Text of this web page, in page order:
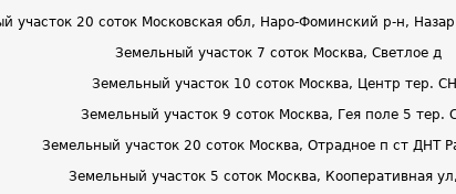
участок 20 соток Московская обл, Наро-Фоминский р-н,
Земельный участок 7 соток Москва, Светлое д
Земельный участок 10 соток Москва, Центр тер.
Земельный участок 9 соток Москва, Гея поле 5 тер.
Земельный участок 20 соток Москва, Отрадное п ст ДНТ
Земельный участок 5 соток Москва, Кооперативная